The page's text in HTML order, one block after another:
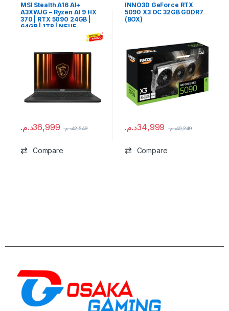
MSI Stealth A16 AI+
A3XWJG – Ryzen AI 9 HX
370 | RTX 5090 24GB |
64GB | 1TB | NEUF
36,999د.م. 42,549د.م.
Compare
INNO3D GeForce RTX
5090 X3 OC 32GB GDDR7
(BOX)
34,999د.م. 40,249د.م.
Compare